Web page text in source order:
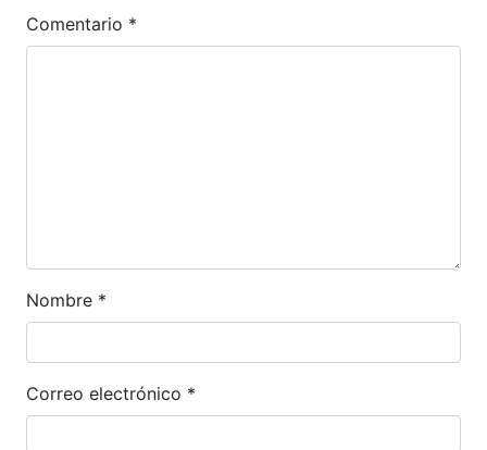
Comentario *
Nombre *
Correo electrónico *